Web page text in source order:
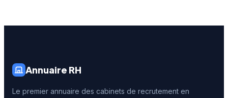
Annuaire RH
Le premier annuaire des cabinets de recrutement en